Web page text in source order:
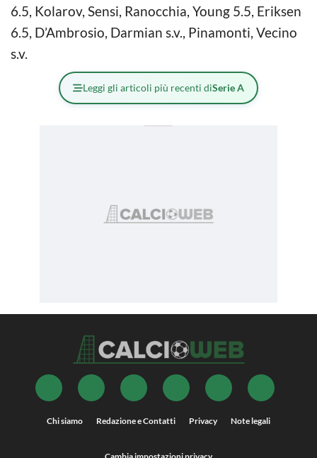
6.5, Kolarov, Sensi, Ranocchia, Young 5.5, Eriksen
6.5, D’Ambrosio, Darmian s.v., Pinamonti, Vecino
s.v.
Leggi gli articoli più recenti diSerie A
Chi siamo Redazione e Contatti Privacy Note legali